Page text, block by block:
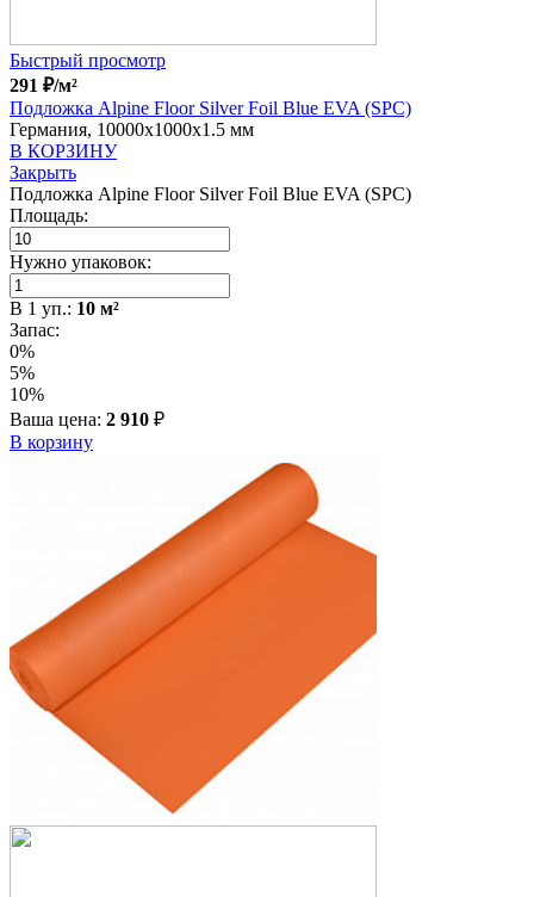
Быстрый просмотр
291 ₽/м²
Подложка Alpine Floor Silver Foil Blue EVA (SPC)
Германия, 10000x1000x1.5 мм
В КОРЗИНУ
Закрыть
Подложка Alpine Floor Silver Foil Blue EVA (SPC)
Площадь:
Нужно упаковок:
В 1 уп.: 10 м²
Запас:
0%
5%
10%
Ваша цена: 2 910 ₽
В корзину